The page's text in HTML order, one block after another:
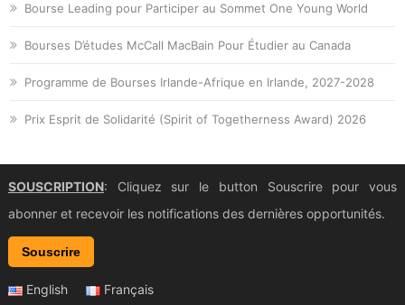
Bourse Leading pour Participer au Sommet One Young World
Bourses D’études McCall MacBain Pour Étudier au Canada
Programme de Bourses Irlande-Afrique en Irlande, 2027-2028
Prix Esprit de Solidarité (Spirit of Togetherness Award) 2026
SOUSCRIPTION: Cliquez sur le button Souscrire pour vous
abonner et recevoir les notifications des dernières opportunités.
Souscrire
English Français